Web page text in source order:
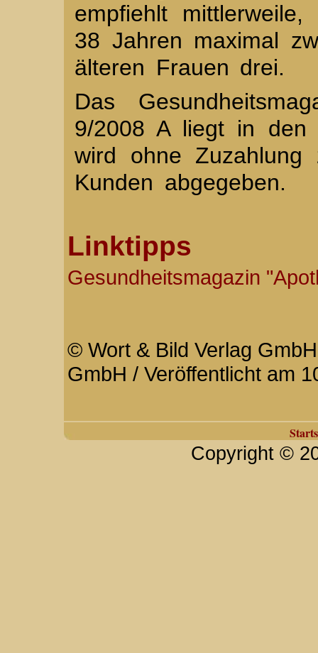
empfiehlt
38 Jahren maximal
älteren Frauen drei.
Das
9/2008 A liegt in den
wird ohne Zuzahlung
Kunden abgegeben.
Linktipps
Gesundheitsmagazin
© Wort & Bild Verlag
GmbH / Veröffentlicht am
Copyright ©